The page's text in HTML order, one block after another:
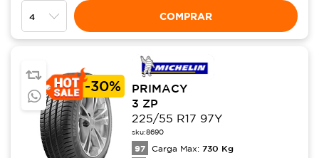
COMPRAR
-30%
PRIMACY
3 ZP
225/55 R17 97Y
sku:8690
97 Carga Max: 730 Kg